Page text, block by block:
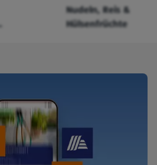
Nudeln, Reis &
Hülsenfrüchte